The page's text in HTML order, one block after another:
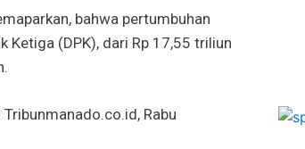
bahwa pertumbuhan
(DPK), dari Rp 17,55 triliun
Rabu